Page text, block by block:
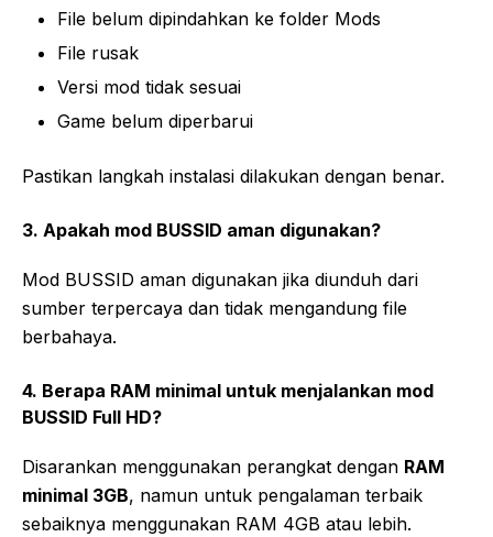
File belum dipindahkan ke folder Mods
File rusak
Versi mod tidak sesuai
Game belum diperbarui
Pastikan langkah instalasi dilakukan dengan benar.
3. Apakah mod BUSSID aman digunakan?
Mod BUSSID aman digunakan jika diunduh dari
sumber terpercaya dan tidak mengandung file
berbahaya.
4. Berapa RAM minimal untuk menjalankan mod
BUSSID Full HD?
Disarankan menggunakan perangkat dengan RAM
minimal 3GB, namun untuk pengalaman terbaik
sebaiknya menggunakan RAM 4GB atau lebih.